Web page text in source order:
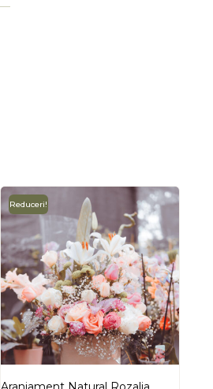
Reduceri!